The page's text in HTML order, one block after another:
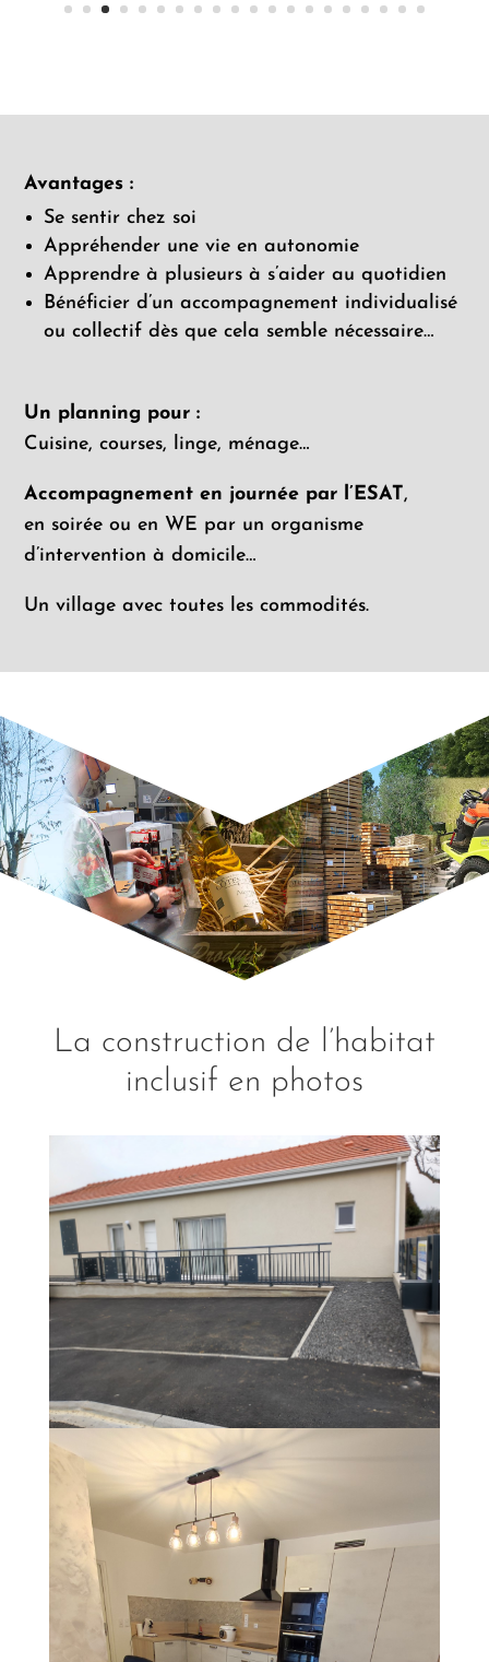
Avantages :
Se sentir chez soi
Appréhender une vie en autonomie
Apprendre à plusieurs à s’aider au quotidien
Bénéficier d’un accompagnement individualisé
ou collectif dès que cela semble nécessaire…
Un planning pour :
Cuisine, courses, linge, ménage…
Accompagnement en journée par l’ESAT,
en soirée ou en WE par un organisme
d’intervention à domicile…
Un village avec toutes les commodités.
La construction de l’habitat
inclusif en photos